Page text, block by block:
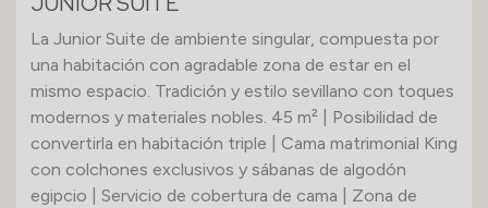
La Junior Suite de ambiente singular, compuesta por
una habitación con agradable zona de estar en el
mismo espacio. Tradición y estilo sevillano con toques
modernos y materiales nobles. 45 m² | Posibilidad de
convertirla en habitación triple | Cama matrimonial King
con colchones exclusivos y sábanas de algodón
egipcio | Servicio de cobertura de cama | Zona de